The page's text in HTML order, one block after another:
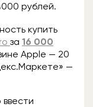
рублей.
купить
за 16 000
Apple — 20
—